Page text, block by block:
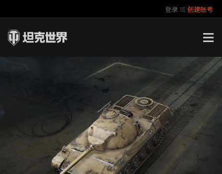
登录 或创建账号
你好，吾久
万圣节
《以战止战》
官方自媒体